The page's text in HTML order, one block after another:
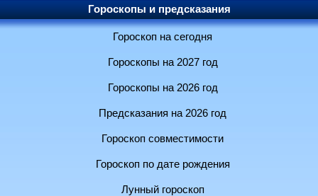
Гороскопы и предсказания
Гороскоп на сегодня
Гороскопы на 2027 год
Гороскопы на 2026 год
Предсказания на 2026 год
Гороскоп совместимости
Гороскоп по дате рождения
Лунный гороскоп